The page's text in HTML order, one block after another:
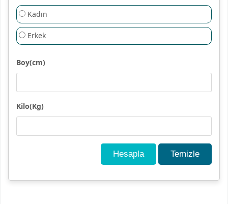
Kadın
Erkek
Boy(cm)
Kilo(Kg)
Hesapla Temizle